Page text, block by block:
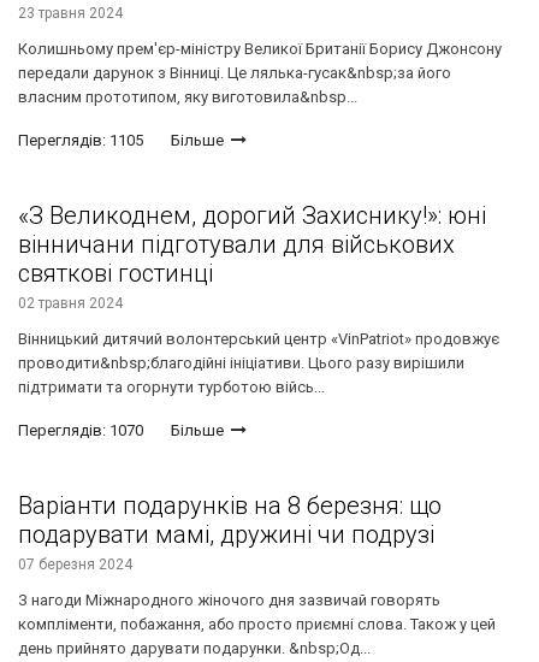
23 травня 2024
Колишньому прем'єр-міністру Великої Британії Борису Джонсону
передали дарунок з Вінниці. Це лялька-гусак&nbsp;за його
власним прототипом, яку виготовила&nbsp...
Переглядів: 1105 Більше
«З Великоднем, дорогий Захиснику!»: юні
вінничани підготували для військових
святкові гостинці
02 травня 2024
Вінницький дитячий волонтерський центр «VinPatriot» продовжує
проводити&nbsp;благодійні ініціативи. Цього разу вирішили
підтримати та огорнути турботою війсь...
Переглядів: 1070 Більше
Варіанти подарунків на 8 березня: що
подарувати мамі, дружині чи подрузі
07 березня 2024
З нагоди Міжнародного жіночого дня зазвичай говорять
компліменти, побажання, або просто приємні слова. Також у цей
день прийнято дарувати подарунки. &nbsp;Од...